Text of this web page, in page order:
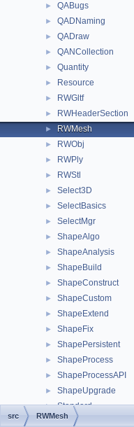
► QABugs
► QADNaming
► QADraw
► QANCollection
► Quantity
► Resource
► RWGltf
► RWHeaderSection
► RWMesh
► RWObj
► RWPly
► RWStl
► Select3D
► SelectBasics
► SelectMgr
► ShapeAlgo
► ShapeAnalysis
► ShapeBuild
► ShapeConstruct
► ShapeCustom
► ShapeExtend
► ShapeFix
► ShapePersistent
► ShapeProcess
► ShapeProcessAPI
► ShapeUpgrade
► Standard
► StdDrivers
src RWMesh